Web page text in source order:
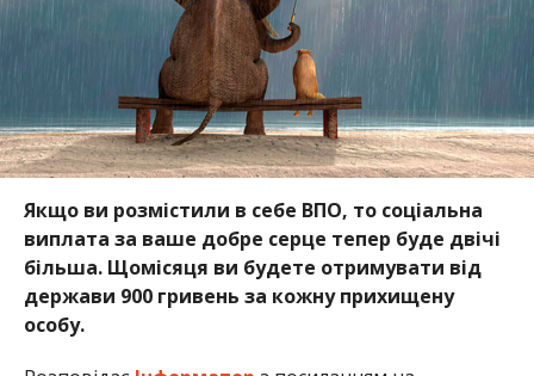
Якщо ви розмістили в себе ВПО, то соціальна
виплата за ваше добре серце тепер буде двічі
більша. Щомісяця ви будете отримувати від
держави 900 гривень за кожну прихищену
особу.